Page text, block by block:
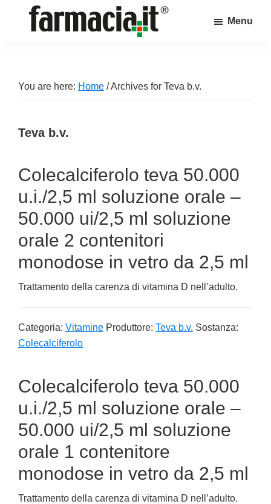
sul
farmacia
Menu
You are here: Home /Archives for Teva b.v.
Teva b.v.
Colecalciferolo teva 50.000
u.i./2,5 ml soluzione orale –
50.000 ui/2,5 ml soluzione
orale 2 contenitori
monodose in vetro da 2,5 ml
Trattamento della carenza di vitamina D nell’adulto.
Categoria: Vitamine Produttore: Teva b.v. Sostanza:
Colecalciferolo
Colecalciferolo teva 50.000
u.i./2,5 ml soluzione orale –
50.000 ui/2,5 ml soluzione
orale 1 contenitore
monodose in vetro da 2,5 ml
Trattamento della carenza di vitamina D nell’adulto.